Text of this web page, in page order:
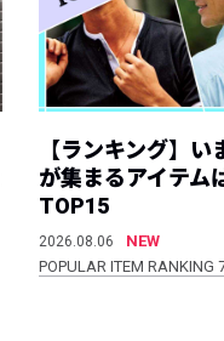
【ランキング】
が集まるアイテム
TOP15
2026.08.06
NEW
POPULAR ITEM